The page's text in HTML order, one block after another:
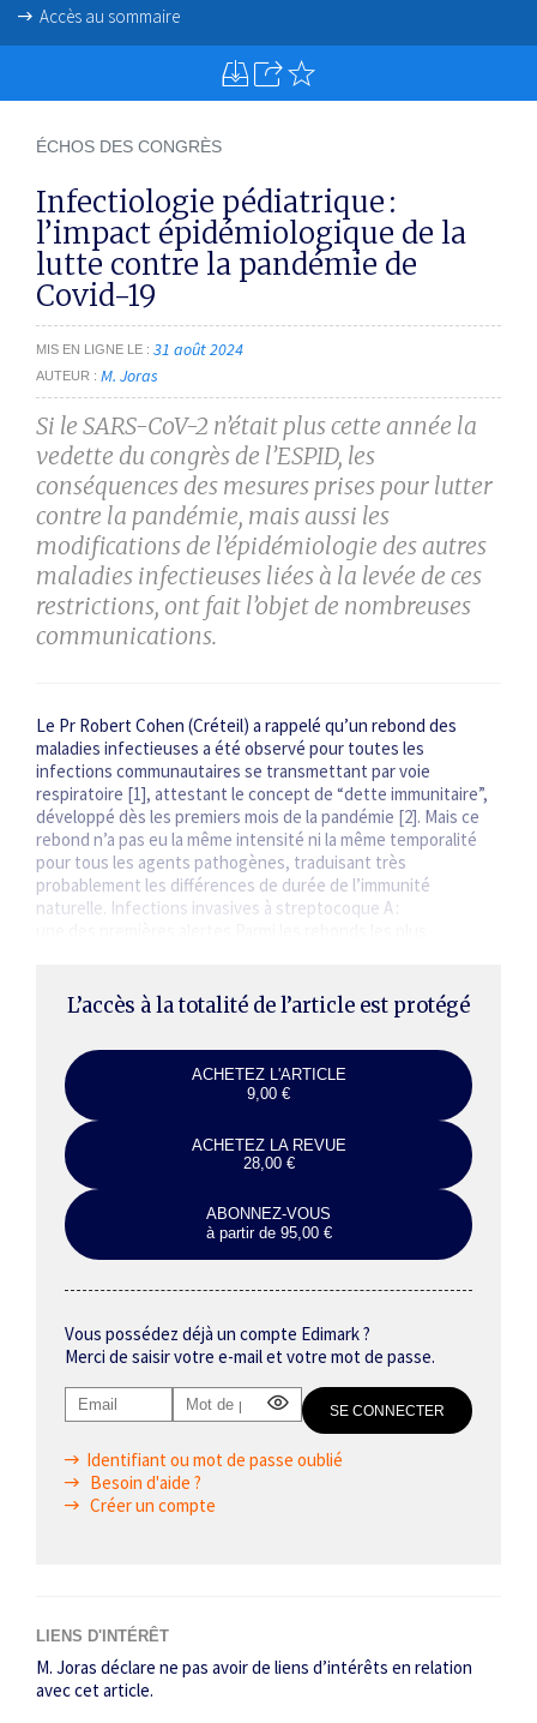
Accès au sommaire
ÉCHOS DES CONGRÈS
Infectiologie pédiatrique :
l’impact épidémiologique de la
lutte contre la pandémie de
Covid-19
MIS EN LIGNE LE 31 août 2024
AUTEUR M. Joras
Si le SARS-CoV-2 n’était plus cette année la
vedette du congrès de l’ESPID, les
conséquences des mesures prises pour lutter
contre la pandémie, mais aussi les
modifications de l’épidémiologie des autres
maladies infectieuses liées à la levée de ces
restrictions, ont fait l’objet de nombreuses
communications.
Le Pr Robert Cohen (Créteil) a rappelé qu’un rebond des
maladies infectieuses a été observé pour toutes les
infections communautaires se transmettant par voie
respiratoire [1], attestant le concept de “dette immunitaire”,
développé dès les premiers mois de la pandémie [2]. Mais ce
rebond n’a pas eu la même intensité ni la même temporalité
pour tous les agents pathogènes, traduisant très
probablement les différences de durée de l’immunité
naturelle. Infections invasives à streptocoque A :
L’accès à la totalité de l’article est protégé
ACHETEZ L'ARTICLE
9,00 €
ACHETEZ LA REVUE
28,00 €
ABONNEZ-VOUS
à partir de 95,00 €
Vous possédez déjà un compte Edimark ?
Merci de saisir votre e-mail et votre mot de passe.
Identifiant ou mot de passe oublié
Besoin d'aide ?
Créer un compte
LIENS D'INTÉRÊT
M. Joras déclare ne pas avoir de liens d’intérêts en relation
avec cet article.